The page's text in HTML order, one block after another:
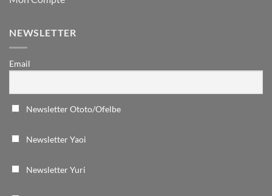
NEWSLETTER
Email
Newsletter Ototo/Ofelbe
Newsletter Yaoi
Newsletter Yuri